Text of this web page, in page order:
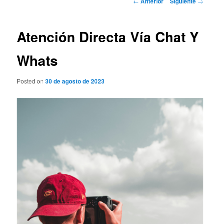
Atención Directa Vía Chat Y
Whats
Posted on30 de agosto de 2023